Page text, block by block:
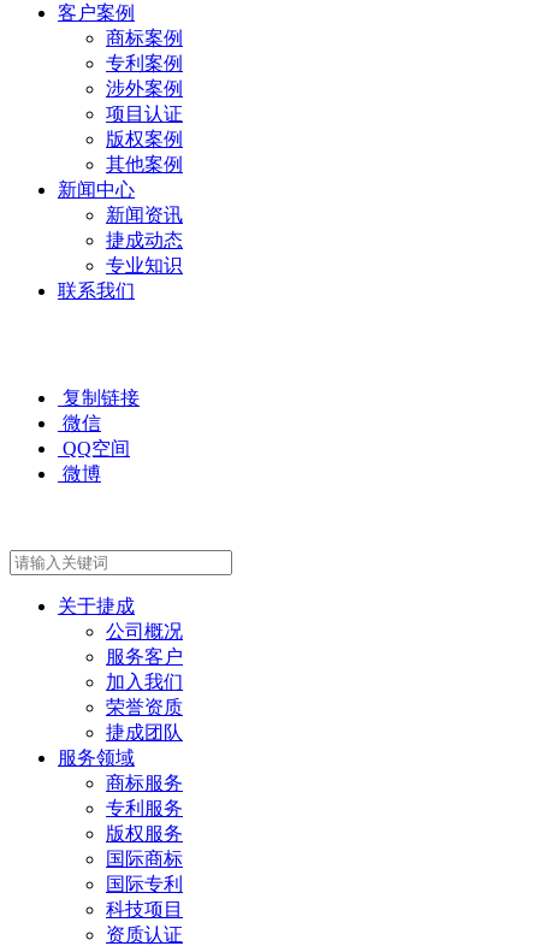
客户案例
商标案例
专利案例
涉外案例
项目认证
版权案例
其他案例
新闻中心
新闻资讯
捷成动态
专业知识
联系我们
复制链接
微信
QQ空间
微博
关于捷成
公司概况
服务客户
加入我们
荣誉资质
捷成团队
服务领域
商标服务
专利服务
版权服务
国际商标
国际专利
科技项目
资质认证